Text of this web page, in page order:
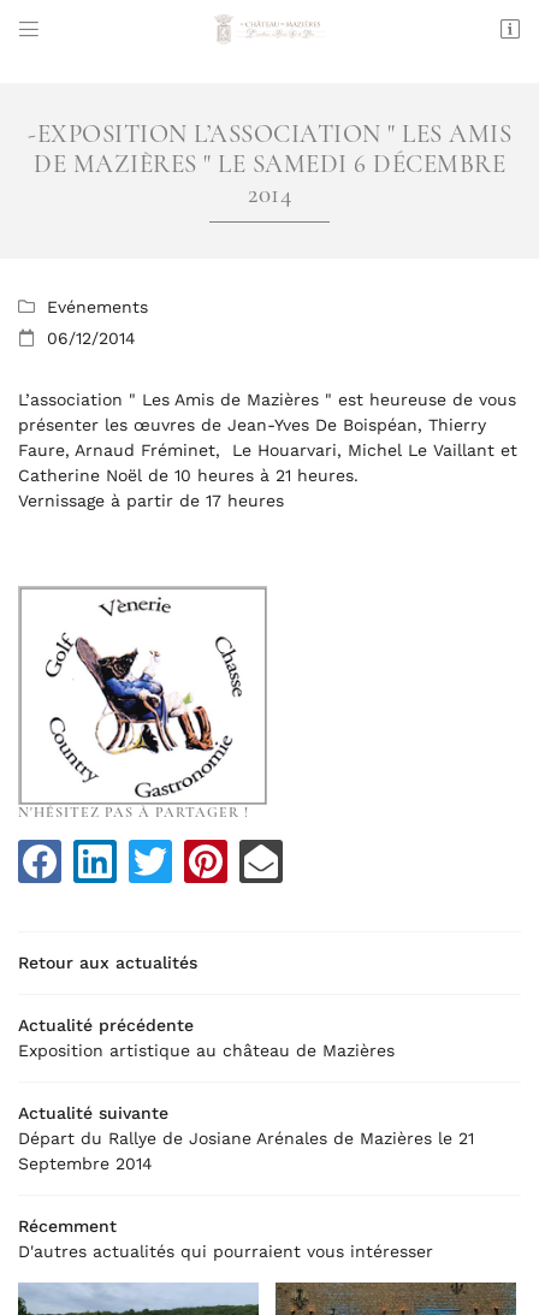

Accueil
château
Loisirs
Bien-être
VIRTUELLE

commerciales à l'adresse email indiqué ci-dessus. Vous pouvez vous
désinscrire à tout moment en utilisant le formulaire de désinscription.
INSCRIPTION
VOUS POUVEZ NOUS CONTACTER AUX NUMÉRO
SUIVANT :
06 50 54 45 72
-EXPOSITION L’ASSOCIATION " LES AMIS
DE MAZIÈRES " LE SAMEDI 6 DÉCEMBRE
2014
 Evénements
 06/12/2014
L’association " Les Amis de Mazières " est heureuse de vous
présenter les œuvres de Jean-Yves De Boispéan, Thierry
Faure, Arnaud Fréminet, Le Houarvari, Michel Le Vaillant et
Catherine Noël de 10 heures à 21 heures.
Vernissage à partir de 17 heures
N'HÉSITEZ PAS À PARTAGER !
Retour aux actualités
Actualité précédente
Exposition artistique au château de Mazières
Actualité suivante
Départ du Rallye de Josiane Arénales de Mazières le 21
Septembre 2014
Récemment
D'autres actualités qui pourraient vous intéresser